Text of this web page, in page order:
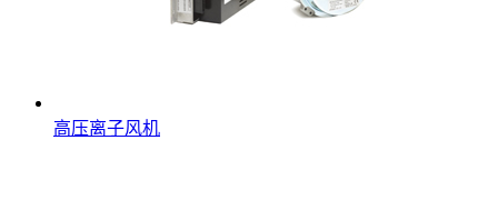
高压离子风机